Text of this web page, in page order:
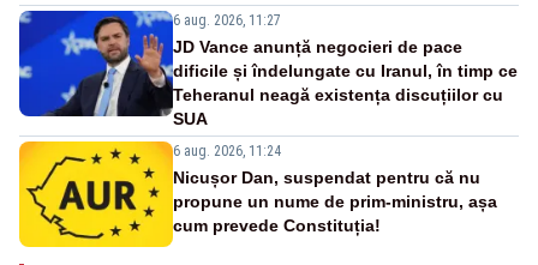
6 aug. 2026, 11:27
JD Vance anunță negocieri de pace
dificile și îndelungate cu Iranul, în timp ce
Teheranul neagă existența discuțiilor cu
SUA
6 aug. 2026, 11:24
Nicușor Dan, suspendat pentru că nu
propune un nume de prim-ministru, așa
cum prevede Constituția!